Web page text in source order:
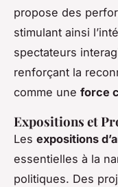
propose des
stimulant ainsi
spectateurs
renforçant la
comme une force
Expositions et
Les expositions
essentielles à la
politiques. Des